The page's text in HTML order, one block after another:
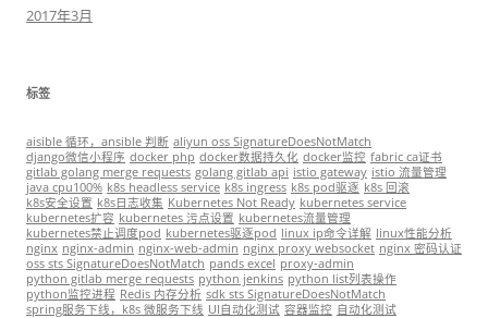
2017年3月
标签
aisible 循环，ansible 判断 aliyun oss SignatureDoesNotMatch
django微信小程序 docker php docker数据持久化 docker监控 fabric ca证书
gitlab golang merge requests golang gitlab api istio gateway istio 流量管理
java cpu100% k8s headless service k8s ingress k8s pod驱逐 k8s 回滚
k8s安全设置 k8s日志收集 Kubernetes Not Ready kubernetes service
kubernetes扩容 kubernetes 污点设置 kubernetes流量管理
kubernetes禁止调度pod kubernetes驱逐pod linux ip命令详解 linux性能分析
nginx nginx-admin nginx-web-admin nginx proxy websocket nginx 密码认证
oss sts SignatureDoesNotMatch pands excel proxy-admin
python gitlab merge requests python jenkins python list列表操作
python监控进程 Redis 内存分析 sdk sts SignatureDoesNotMatch
spring服务下线，k8s 微服务下线 UI自动化测试 容器监控 自动化测试